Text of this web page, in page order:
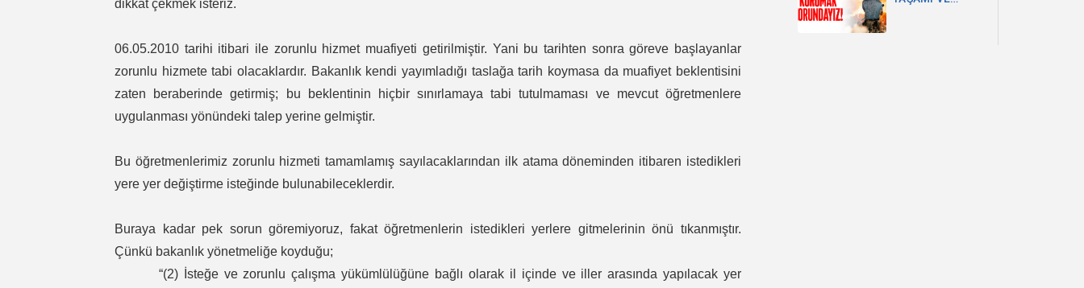
dikkat çekmek isteriz.
06.05.2010 tarihi itibari ile zorunlu hizmet muafiyeti getirilmiştir. Yani bu tarihten sonra göreve başlayanlar
zorunlu hizmete tabi olacaklardır. Bakanlık kendi yayımladığı taslağa tarih koymasa da muafiyet beklentisini
zaten beraberinde getirmiş; bu beklentinin hiçbir sınırlamaya tabi tutulmaması ve mevcut öğretmenlere
uygulanması yönündeki talep yerine gelmiştir.
Bu öğretmenlerimiz zorunlu hizmeti tamamlamış sayılacaklarından ilk atama döneminden itibaren istedikleri
yere yer değiştirme isteğinde bulunabileceklerdir.
Buraya kadar pek sorun göremiyoruz, fakat öğretmenlerin istedikleri yerlere gitmelerinin önü tıkanmıştır.
Çünkü bakanlık yönetmeliğe koyduğu;
“(2) İsteğe ve zorunlu çalışma yükümlülüğüne bağlı olarak il içinde ve iller arasında yapılacak yer